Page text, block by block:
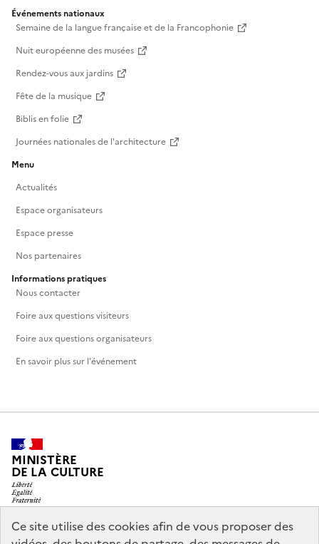
Ce site utilise des cookies afin de vous proposer des
Événements nationaux
Semaine de la langue française et de la Francophonie
Nuit européenne des musées
Rendez-vous aux jardins
Fête de la musique
Biblis en folie
Journées nationales de l'architecture
Menu
Actualités
Espace organisateurs
Espace presse
Nos partenaires
Informations pratiques
Nous contacter
Foire aux questions visiteurs
Foire aux questions organisateurs
En savoir plus sur l'événement
MINISTÈRE
DE LA CULTURE